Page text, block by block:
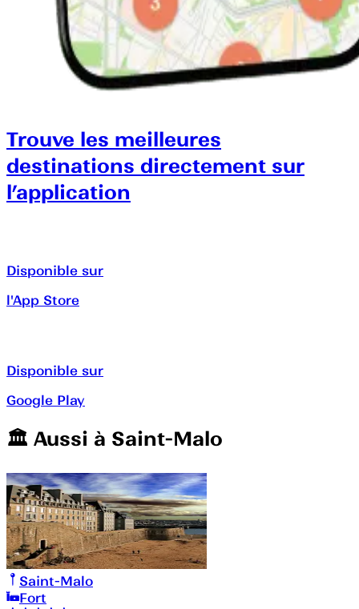
Trouve les meilleures
destinations directement sur
l’application
Disponible sur
l'App Store
Disponible sur
Google Play
🏛️️ Aussi à Saint-Malo
Saint-Malo
Fort